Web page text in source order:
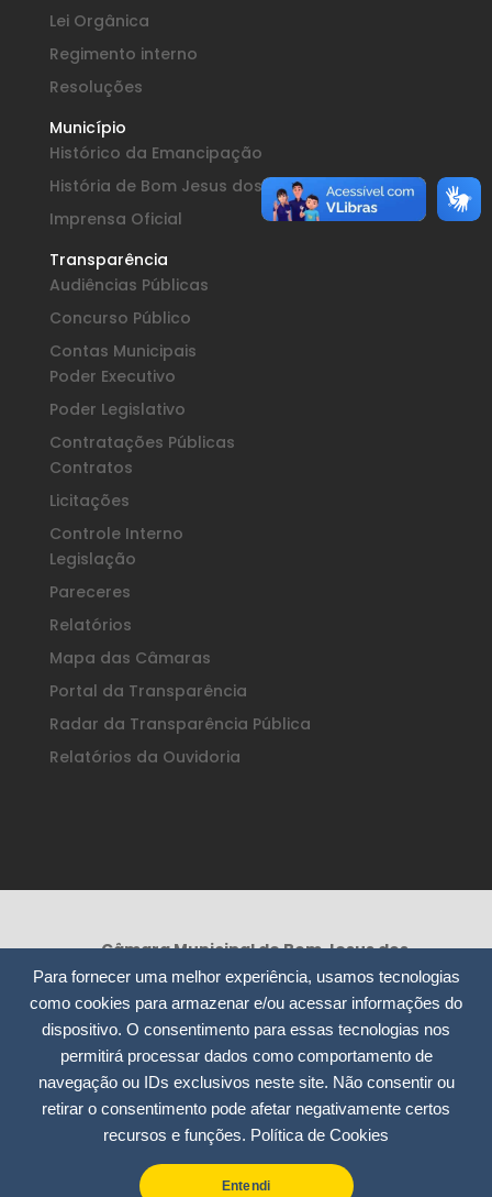
Para fornecer uma melhor experiência, usamos tecnologias
como cookies para armazenar e/ou acessar informações do
dispositivo. O consentimento para essas tecnologias nos
permitirá processar dados como comportamento de
navegação ou IDs exclusivos neste site. Não consentir ou
retirar o consentimento pode afetar negativamente certos
recursos e funções. Política de Cookies
Entendi
Lei Orgânica
Regimento interno
Resoluções
Município
Histórico da Emancipação
História de Bom Jesus dos Perdões
Imprensa Oficial
Transparência
Audiências Públicas
Concurso Público
Contas Municipais
Poder Executivo
Poder Legislativo
Contratações Públicas
Contratos
Licitações
Controle Interno
Legislação
Pareceres
Relatórios
Mapa das Câmaras
Portal da Transparência
Radar da Transparência Pública
Relatórios da Ouvidoria
Câmara Municipal de Bom Jesus dos
Perdões /SP
Rua Nossa Senhora da Consolação, 295
– Centro
CEP: 12955-000
CNPJ: 51.913.804/0001-12
(11) 4012-7535 / 4012-9975
contato@camarabjperdoes.sp.gov.br